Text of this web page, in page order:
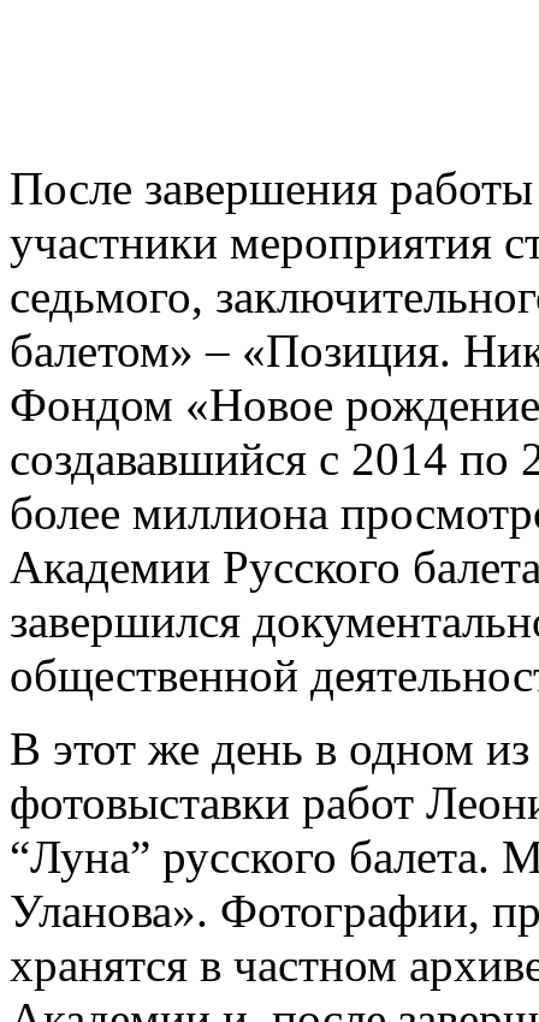
После завершения работы
участники мероприятия
седьмого,
балетом» – «Позиция.
Фондом «Новое
создававшийся с 2014 по
более миллиона
Академии Русского
завершился
общественной
В этот же день в одном
фотовыставки работ
“Луна” русского балета.
Уланова». Фотографии,
хранятся в частном